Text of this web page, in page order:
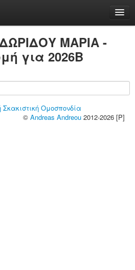
ΜΑΡΙΑ -
για 2026B
Ομοσπονδία
© Andreas Andreou 2012-2026 [P]